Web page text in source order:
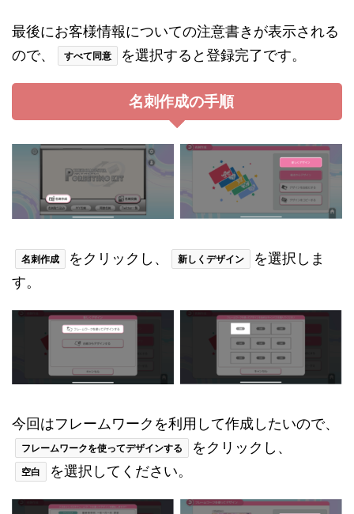
最後にお客様情報についての注意書きが表示される
ので、
すべて同意 を選択すると登録完了です。
名刺作成の手順
名刺作成 をクリックし、 新しくデザイン
を選択しま
す。
今回はフレームワークを利用して作成したいので、
フレームワークを使ってデザインする をクリックし、
空白 を選択してください。